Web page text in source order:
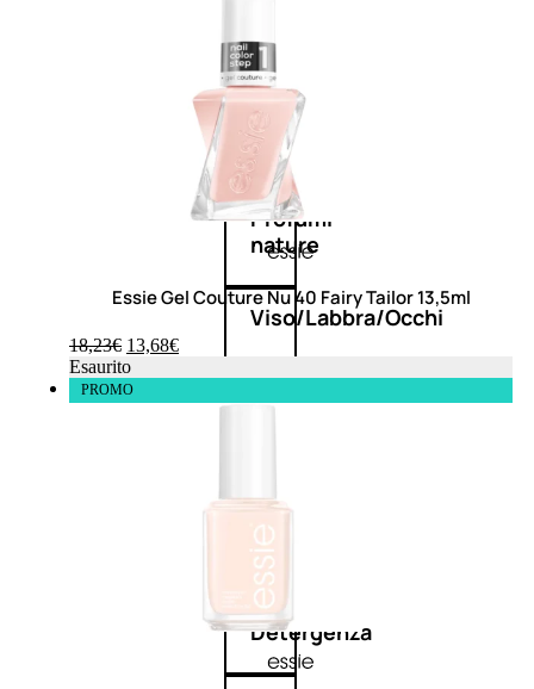
Deodoranti
Profumi
nature
Viso/Labbra/Occhi
Bagno
Detergenza
Essie Gel Couture Nu 40 Fairy Tailor 13,5ml
18,23€ 13,68€
Esaurito
PROMO